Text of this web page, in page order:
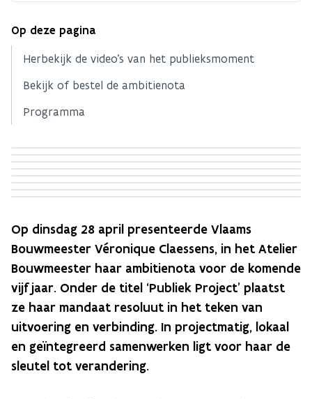
Op deze pagina
Herbekijk de video's van het publieksmoment
Bekijk of bestel de ambitienota
Programma
+16
Op dinsdag 28 april presenteerde Vlaams
Bouwmeester Véronique Claessens, in het Atelier
Bouwmeester haar ambitienota voor de komende
vijf jaar. Onder de titel ‘Publiek Project’ plaatst
ze haar mandaat resoluut in het teken van
uitvoering en verbinding. In projectmatig, lokaal
en geïntegreerd samenwerken ligt voor haar de
sleutel tot verandering.